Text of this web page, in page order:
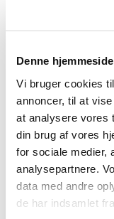
Denne
Vi bruger cookies
annoncer, til at
at analysere vores
din brug af vores
for sociale medier,
analysepartnere.
data med andre
de har indsamlet
7. Stå
februar 2026.
Orientering
Dagen kan
sognet. Pga.
punktet tages
lave et
8.
Orientering
skal ligge klar
Bendixen,